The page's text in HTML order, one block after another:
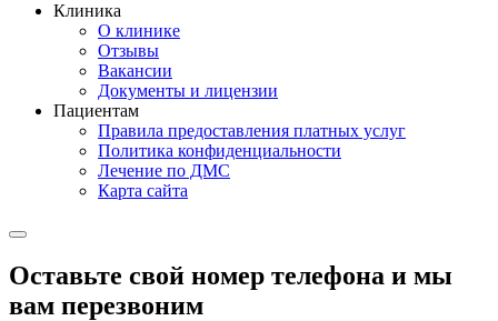
Клиника
О клинике
Отзывы
Вакансии
Документы и лицензии
Пациентам
Правила предоставления платных услуг
Политика конфиденциальности
Лечение по ДМС
Карта сайта
Оставьте свой номер телефона и мы
вам перезвоним